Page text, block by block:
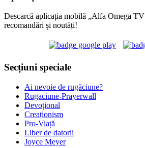
Descarcă aplicația mobilă „Alfa Omega
recomandări și noutăți!
Secțiuni speciale
Ai nevoie de rugăciune?
Rugaciune-Prayerwall
Devoțional
Creaționism
Pro-Viață
Liber de datorii
Joyce Meyer